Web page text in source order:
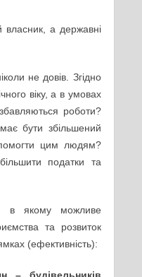
а державні
не довів. Згідно
віку, а в умовах
роботи?
бути збільшений
цим людям?
податки та
в якому можливе
та розвиток
(ефективність):